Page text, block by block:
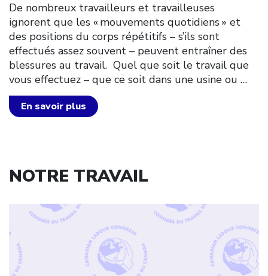
De nombreux travailleurs et travailleuses
ignorent que les « mouvements quotidiens » et
des positions du corps répétitifs – s’ils sont
effectués assez souvent – peuvent entraîner des
blessures au travail. Quel que soit le travail que
vous effectuez – que ce soit dans une usine ou …
En savoir plus
NOTRE TRAVAIL
Click to open the link